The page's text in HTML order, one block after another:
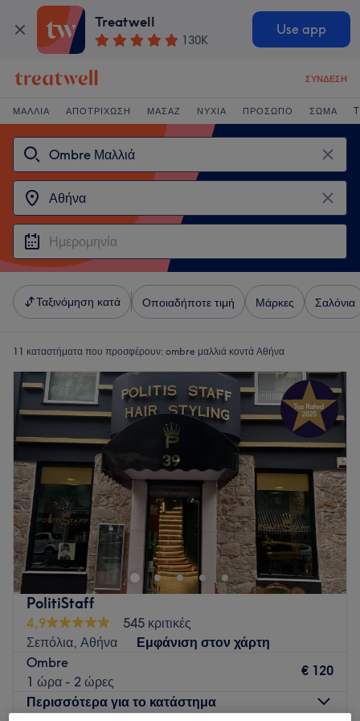
Treatwell
130K
Use app
ΣΎΝΔΕΣΗ
ΜΑΛΛΙΆ ΑΠΟΤΡΊΧΩΣΗ ΜΑΣΆΖ ΝΎΧΙΑ ΠΡΌΣΩΠΟ ΣΏΜΑ
Ταξινόμηση κατά Οποιαδήποτε τιμή Μάρκες Σαλόνια
11 καταστήματα που προσφέρουν: ombre μαλλιά κοντά Αθήνα
PolitiStaff
4,9
545 κριτικές
Σεπόλια, Αθήνα
Εμφάνιση στον χάρτη
Ombre
1 ώρα - 2 ώρες
€ 120
Περισσότερα για το κατάστημα